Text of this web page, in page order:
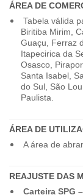
ÁREA DE
Tabela válida
Biritiba Mirim,
Guaçu, Ferraz
Itapecirica da
Osasco,
Santa Isabel,
do Sul, São
Paulista.
ÁREA DE
A área de
REAJUSTE DAS
Carteira SPG –